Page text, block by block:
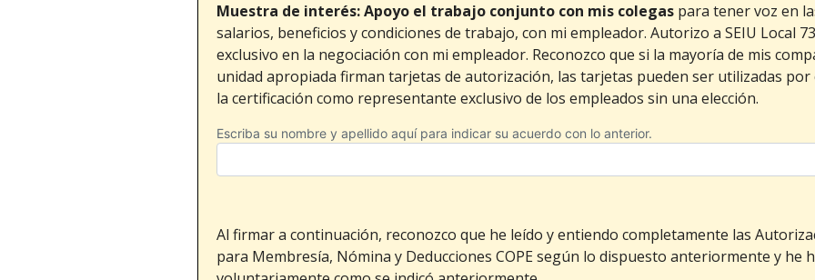
Muestra de interés: Apoyo el trabajo conjunto con mis colegas para tener voz en
salarios, beneficios y condiciones de trabajo, con mi empleador. Autorizo a SEIU Local
exclusivo en la negociación con mi empleador. Reconozco que si la mayoría de mis
unidad apropiada firman tarjetas de autorización, las tarjetas pueden ser utilizadas
la certificación como representante exclusivo de los empleados sin una elección.
Escriba su nombre y apellido aquí para indicar su acuerdo con lo anterior.
Al firmar a continuación, reconozco que he leído y entiendo completamente las
para Membresía, Nómina y Deducciones COPE según lo dispuesto anteriormente y he